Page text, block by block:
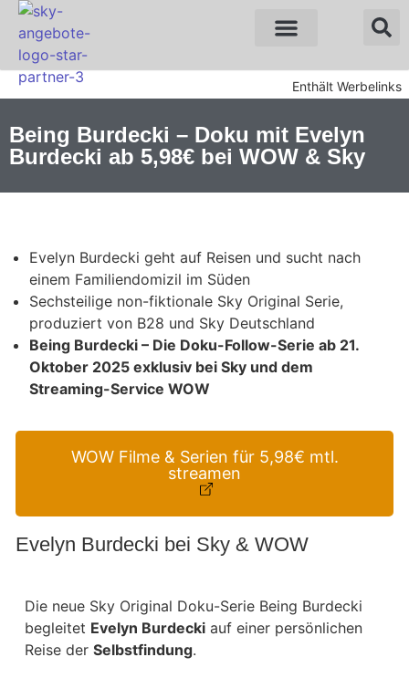
Enthält Werbelinks
Being Burdecki – Doku mit Evelyn
Burdecki ab 5,98€ bei WOW & Sky
Evelyn Burdecki geht auf Reisen und sucht nach
einem Familiendomizil im Süden
Sechsteilige non-fiktionale Sky Original Serie,
produziert von B28 und Sky Deutschland
Being Burdecki – Die Doku-Follow-Serie ab 21.
Oktober 2025 exklusiv bei Sky und dem
Streaming-Service WOW
WOW Filme & Serien für 5,98€ mtl.
streamen
Evelyn Burdecki bei Sky & WOW
Die neue Sky Original Doku-Serie Being Burdecki
begleitet Evelyn Burdecki auf einer persönlichen
Reise der Selbstfindung.